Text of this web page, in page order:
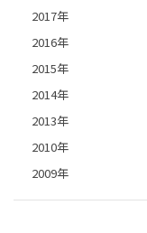
2017年
2016年
2015年
2014年
2013年
2010年
2009年